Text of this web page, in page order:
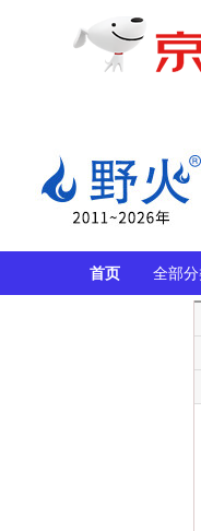
首页 全部